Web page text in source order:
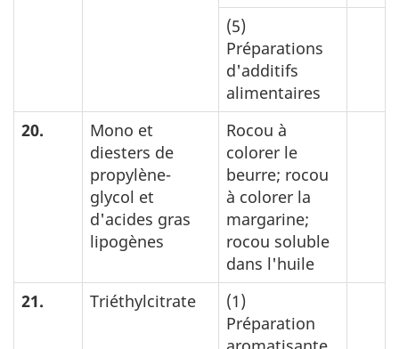
(5)
Préparations
d'additifs
alimentaires
20.
Mono et
diesters de
propylène-
glycol et
d'acides gras
lipogènes
Rocou à
colorer le
beurre; rocou
à colorer la
margarine;
rocou soluble
dans l'huile
21.
Triéthylcitrate
(1)
Préparation